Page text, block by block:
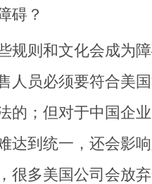
碍？
则和文化会成为障
人员必须要符合美
的；但对于中国企
达到统一，还会影
很多美国公司会放